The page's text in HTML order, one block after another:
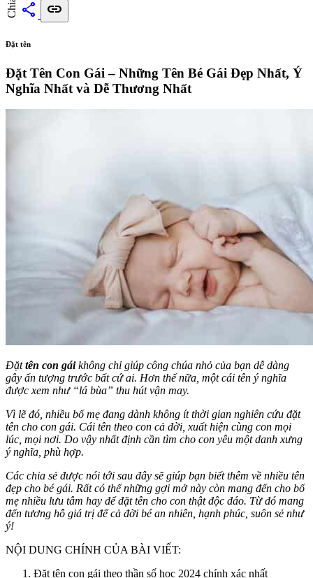
share link
Đặt tên
Đặt Tên Con Gái – Những Tên Bé Gái Đẹp Nhất, Ý
Nghĩa Nhất và Dễ Thương Nhất
Đặttên con gáikhông chỉ giúp công chúa nhỏ của bạn dễ dàng
gây ấn tượng trước bất cứ ai. Hơn thế nữa, một cái tên ý nghĩa
được xem như “lá bùa” thu hút vận may.
Vì lẽ đó, nhiều bố mẹ đang dành không ít thời gian nghiên cứu đặt
tên cho con gái. Cái tên theo con cả đời, xuất hiện cùng con mọi
lúc, mọi nơi. Do vậy nhất định cần tìm cho con yêu một danh xưng
ý nghĩa, phù hợp.
Các chia sẻ được nói tới sau đây sẽ giúp bạn biết thêm về nhiều tên
đẹp cho bé gái. Rất có thể những gợi mở này còn mang đến cho bố
mẹ nhiều lưu tâm hay để đặt tên cho con thật độc đáo. Từ đó mang
đến tương hỗ giá trị để cả đời bé an nhiên, hạnh phúc, suôn sẻ như
ý!
NỘI DUNG CHÍNH CỦA BÀI VIẾT:
Đặt tên con gái theo thần số học 2024 chính xác nhất